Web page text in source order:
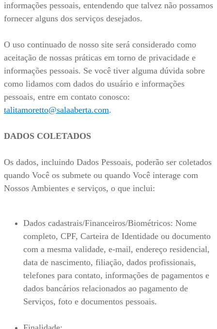
informações pessoais, entendendo que talvez não possamos
fornecer alguns dos serviços desejados.
O uso continuado de nosso site será considerado como
aceitação de nossas práticas em torno de privacidade e
informações pessoais. Se você tiver alguma dúvida sobre
como lidamos com dados do usuário e informações
pessoais, entre em contato conosco:
talitamoretto@salaaberta.com.
DADOS COLETADOS
Os dados, incluindo Dados Pessoais, poderão ser coletados
quando Você os submete ou quando Você interage com
Nossos Ambientes e serviços, o que inclui:
Dados cadastrais/Financeiros/Biométricos: Nome
completo, CPF, Carteira de Identidade ou documento
com a mesma validade, e-mail, endereço residencial,
data de nascimento, filiação, dados profissionais,
telefones para contato, informações de pagamentos e
dados bancários relacionados ao pagamento de
Serviços, foto e documentos pessoais.